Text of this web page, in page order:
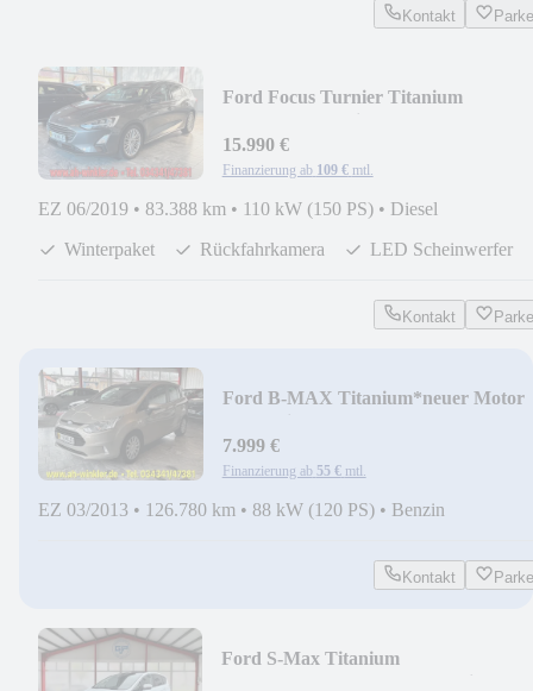
Kontakt
Ford Focus Turnier Titanium
15.990 €
Finanzierung ab 109 € mtl.
EZ 06/2019 • 83.388 km • 110 kW (150 PS) • Diesel
Winterpaket
Rückfahrkamera LED Scheinwerfer
Kontakt
Ford B-MAX Titanium*neuer Motor
7.999 €
Finanzierung ab 55 € mtl.
EZ 03/2013 • 126.780 km • 88 kW (120 PS) • Benzin
Kontakt
Ford S-Max Titanium